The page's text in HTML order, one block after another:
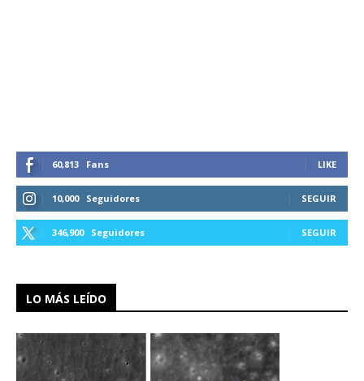
60,813 Fans LIKE
10,000 Seguidores SEGUIR
346,900 Seguidores SEGUIR
LO MÁS LEÍDO